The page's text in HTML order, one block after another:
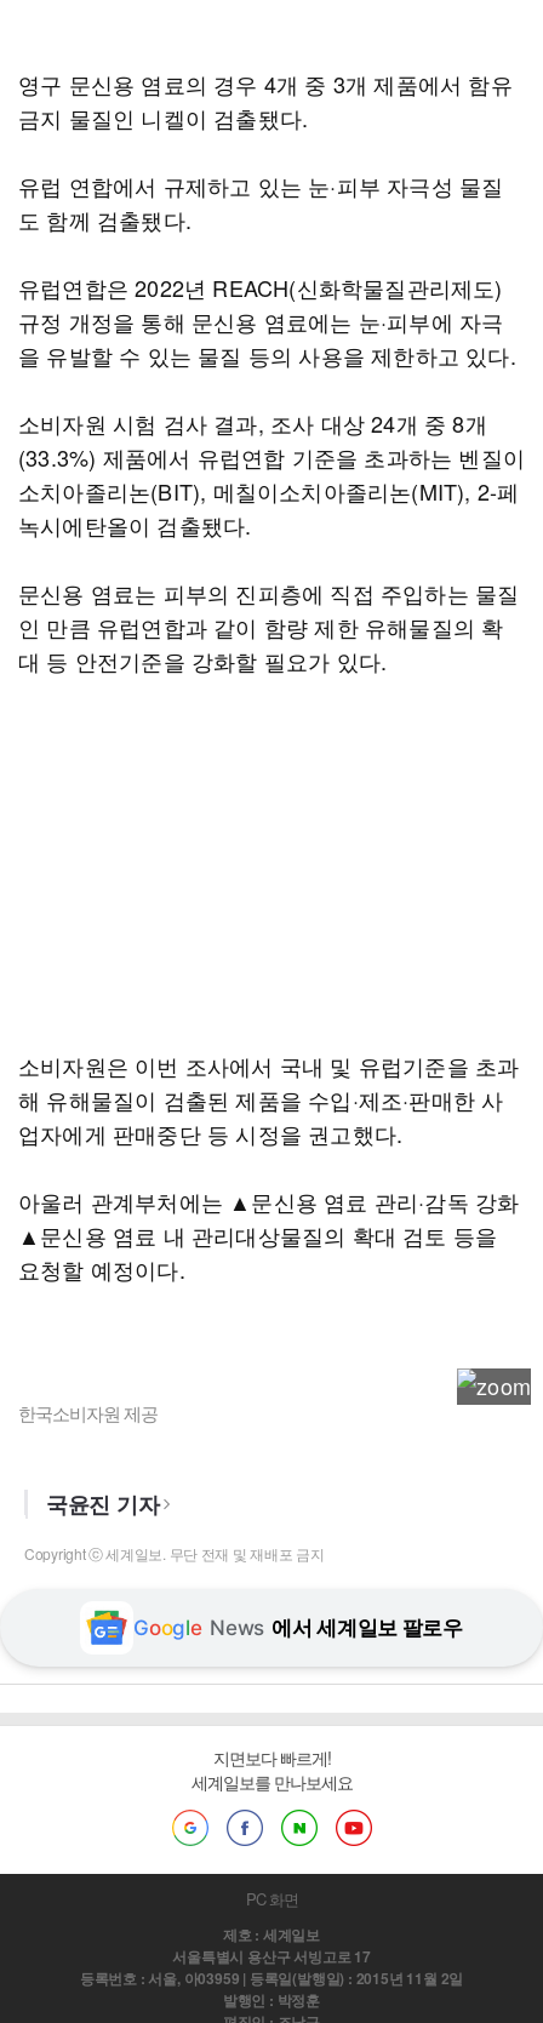
영구 문신용 염료의 경우 4개 중 3개 제품에서 함유
금지 물질인 니켈이 검출됐다.
유럽 연합에서 규제하고 있는 눈·피부 자극성 물질
도 함께 검출됐다.
유럽연합은 2022년 REACH(신화학물질관리제도)
규정 개정을 통해 문신용 염료에는 눈·피부에 자극
을 유발할 수 있는 물질 등의 사용을 제한하고 있다.
소비자원 시험 검사 결과, 조사 대상 24개 중 8개
(33.3%) 제품에서 유럽연합 기준을 초과하는 벤질이
소치아졸리논(BIT), 메칠이소치아졸리논(MIT), 2-페
녹시에탄올이 검출됐다.
문신용 염료는 피부의 진피층에 직접 주입하는 물질
인 만큼 유럽연합과 같이 함량 제한 유해물질의 확
대 등 안전기준을 강화할 필요가 있다.
소비자원은 이번 조사에서 국내 및 유럽기준을 초과
해 유해물질이 검출된 제품을 수입·제조·판매한 사
업자에게 판매중단 등 시정을 권고했다.
아울러 관계부처에는 ▲문신용 염료 관리·감독 강화
▲문신용 염료 내 관리대상물질의 확대 검토 등을
요청할 예정이다.
한국소비자원 제공
국윤진 기자
Copyright ⓒ 세계일보. 무단 전재 및 재배포 금지
Google News 에서 세계일보 팔로우
지면보다 빠르게!
세계일보를 만나보세요
PC 화면
제호 : 세계일보
서울특별시 용산구 서빙고로 17
등록번호 : 서울, 아03959 | 등록일(발행일) : 2015년 11월 2일
발행인 : 박정훈